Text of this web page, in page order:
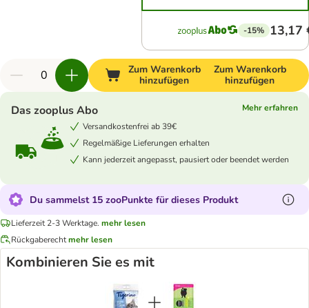
-15% 13,17
Zum Warenkorb
hinzufügen
Zum Warenkorb
hinzufügen
Das zooplus Abo
Mehr erfahren
Versandkostenfrei ab 39€
Regelmäßige Lieferungen erhalten
Kann jederzeit angepasst, pausiert oder beendet werden
Du sammelst 15 zooPunkte für dieses Produkt
Lieferzeit 2-3 Werktage. mehr lesen
Rückgaberechtmehr lesen
Kombinieren Sie es mit